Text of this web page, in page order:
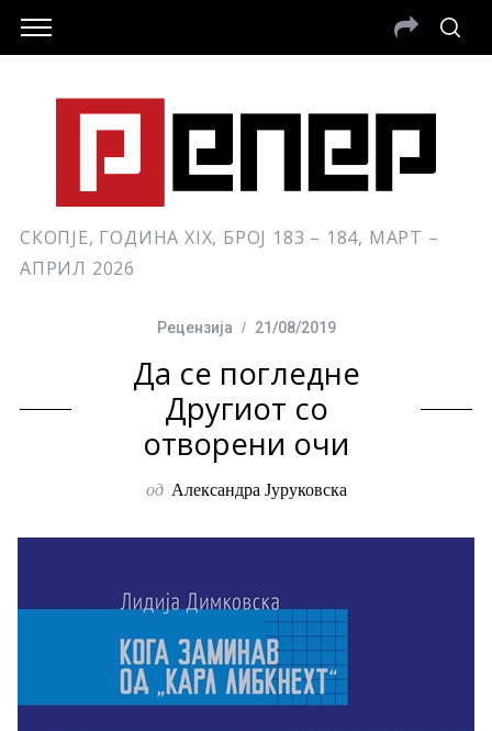
СКОПЈЕ, ГОДИНА XIX, БРОЈ 183 – 184, МАРТ –
АПРИЛ 2026
Рецензија 21/08/2019
Да се погледне
Другиот со
отворени очи
од Александра Јуруковска